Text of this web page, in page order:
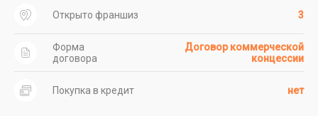
Открыто франшиз 3
Форма
договора
Договор коммерческой
концессии
Покупка в кредит нет